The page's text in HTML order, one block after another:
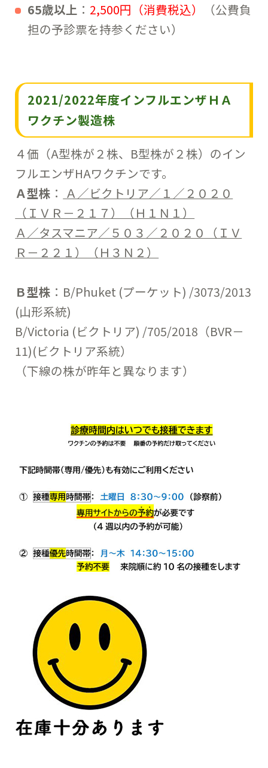
65歳以上 ： 2,500円（消費税込）
（公費負
担の予診票を持参ください）
2021/2022年度インフルエンザＨＡ
ワクチン製造株
４価（A型株が２株、B型株が２株）のイン
フルエンザHAワクチンです。
Ａ型株 ： Ａ／ビクトリア／１／２０２０
（ＩＶＲ－２１７）（Ｈ１Ｎ１）
Ａ／タスマニア／５０３／２０２０（ＩＶ
Ｒ－２２１）（Ｈ３Ｎ２）
Ｂ型株 ：B/Phuket (プーケット) /3073/2013
(山形系統)
B/Victoria (ビクトリア) /705/2018（BVR－
11)(ビクトリア系統）
（下線の株が昨年と異なります）